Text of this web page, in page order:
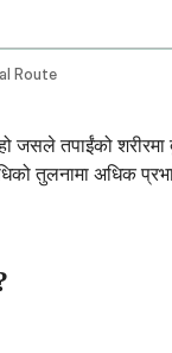
Route
तपाईंको शरीरमा
तुलनामा अधिक